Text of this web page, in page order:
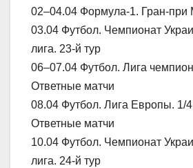
02–04.04 Формула-1. Гран-при
03.04 Футбол. Чемпионат
лига. 23-й тур
06–07.04 Футбол. Лига
Ответные матчи
08.04 Футбол. Лига Европы. 1/
Ответные матчи
10.04 Футбол. Чемпионат
лига. 24-й тур